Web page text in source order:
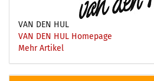
VAN DEN HUL
VAN DEN HUL Homepage
Mehr Artikel